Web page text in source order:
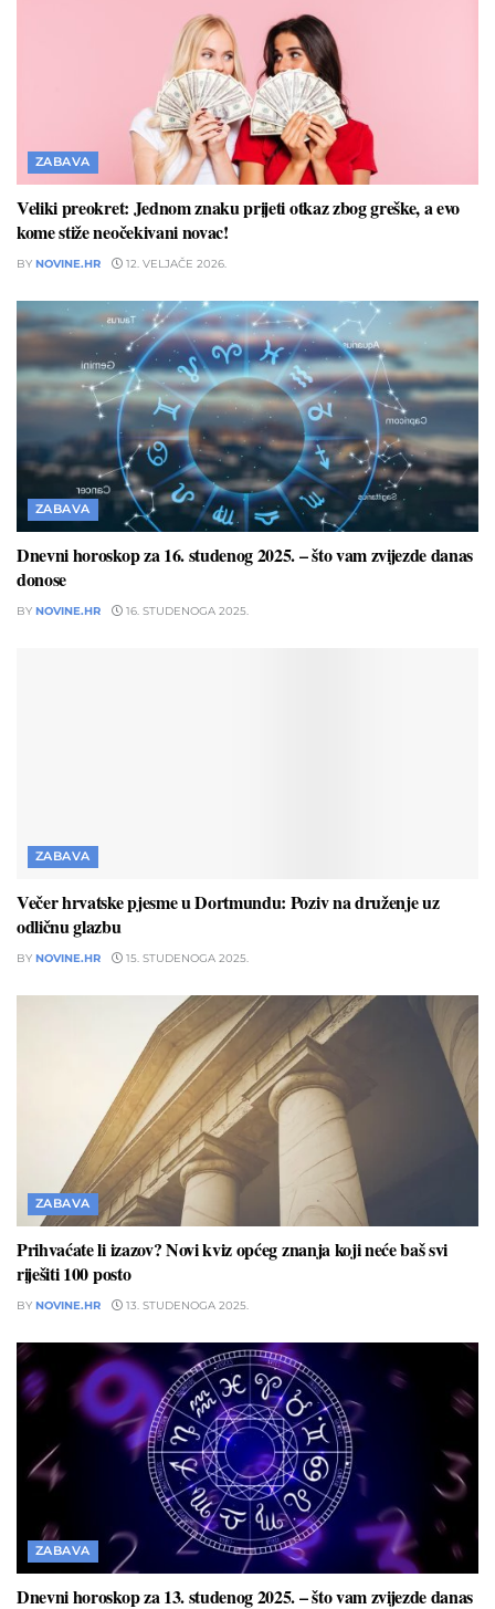
ZABAVA
Veliki preokret: Jednom znaku prijeti otkaz zbog greške, a evo
kome stiže neočekivani novac!
BY NOVINE.HR 12. VELJAČE 2026.
ZABAVA
Dnevni horoskop za 16. studenog 2025. – što vam zvijezde danas
donose
BY NOVINE.HR 16. STUDENOGA 2025.
ZABAVA
Večer hrvatske pjesme u Dortmundu: Poziv na druženje uz
odličnu glazbu
BY NOVINE.HR 15. STUDENOGA 2025.
ZABAVA
Prihvaćate li izazov? Novi kviz općeg znanja koji neće baš svi
riješiti 100 posto
BY NOVINE.HR 13. STUDENOGA 2025.
ZABAVA
Dnevni horoskop za 13. studenog 2025. – što vam zvijezde danas